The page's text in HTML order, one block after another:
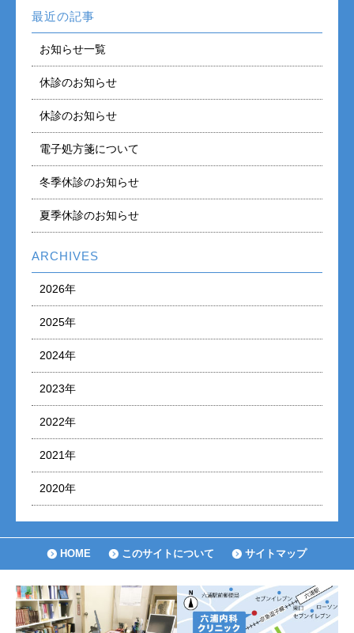
最近の記事
お知らせ一覧
休診のお知らせ
休診のお知らせ
電子処方箋について
冬季休診のお知らせ
夏季休診のお知らせ
ARCHIVES
2026年
2025年
2024年
2023年
2022年
2021年
2020年
HOME このサイトについて サイトマップ